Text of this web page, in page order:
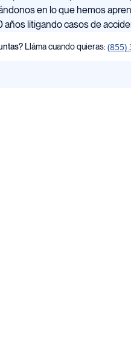
en lo que hemos
años litigando casos de
Lláma cuando quieras: (855)